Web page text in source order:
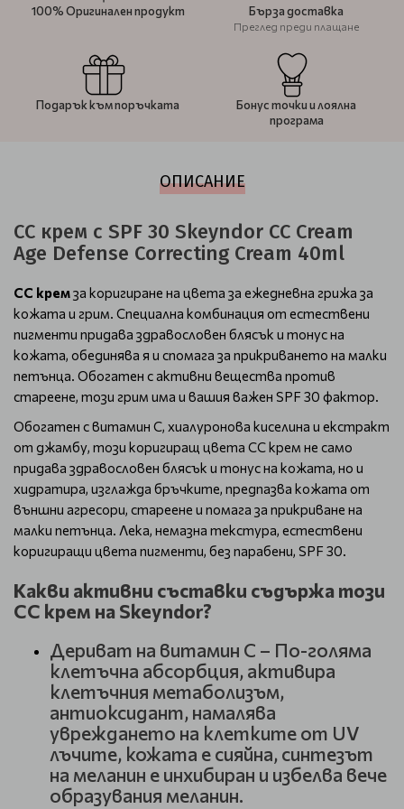
100% Оригинален продукт Бърза доставка
Преглед преди плащане
Подарък към поръчката
Бонус точки и лоялна
програма
ОПИСАНИЕ
CC крем с SPF 30 Skeyndor CC Cream
Age Defense Correcting Cream 40ml
CC кремза коригиране на цвета за ежедневна грижа за
кожата и грим. Специална комбинация от естествени
пигменти придава здравословен блясък и тонус на
кожата, обединява я и спомага за прикриването на малки
петънца. Обогатен с активни вещества против
стареене, този грим има и вашия важен SPF 30 фактор.
Обогатен с витамин С, хиалуронова киселина и екстракт
от джамбу, този коригиращ цвета CC крем не само
придава здравословен блясък и тонус на кожата, но и
хидратира, изглажда бръчките, предпазва кожата от
външни агресори, стареене и помага за прикриване на
малки петънца. Лека, немазна текстура, естествени
коригиращи цвета пигменти, без парабени, SPF 30.
Какви активни съставки съдържа този
СС крем на Skeyndor?
Дериват на витамин С – По-голяма
клетъчна абсорбция, активира
клетъчния метаболизъм,
антиоксидант, намалява
увреждането на клетките от UV
лъчите, кожата е сияйна, синтезът
на меланин е инхибиран и избелва вече
образувания меланин.